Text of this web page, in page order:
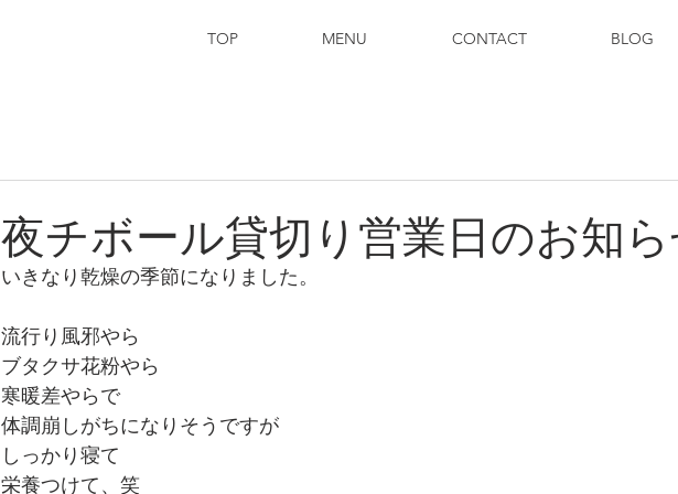
TOP MENU CONTACT BLOG
夜チボール貸切り営業日のお知
いきなり乾燥の季節になりました。
流行り風邪やら
ブタクサ花粉やら
寒暖差やらで
体調崩しがちになりそうですが
しっかり寝て
栄養つけて、笑